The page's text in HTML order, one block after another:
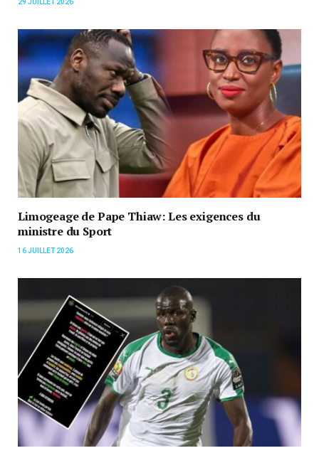
29 JUILLET 2026
Limogeage de Pape Thiaw: Les exigences du
ministre du Sport
16 JUILLET 2026